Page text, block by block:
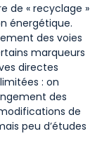
de « recyclage »
énergétique.
des voies
marqueurs
directes
: on
des
de
peu d’études